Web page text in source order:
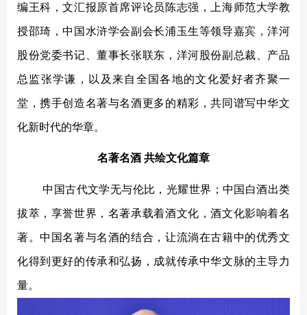
编王科，文汇报原首席评论员陈志强，上海师范大学教
授邵琦，中国水浒学会副会长浦玉生等领导嘉宾，洋河
股份党委书记、董事长张联东，洋河股份副总裁、产品
总监张学谦，以及来自全国各地的文化爱好者齐聚一
堂，携手创造名著与名酒更多的精彩，共同谱写中华文
化新时代的华章。
名著名酒 共绘文化篇章
中国古代文学无与伦比，光耀世界；中国白酒出类
拔萃，享誉世界，名著承载着酒文化，酒文化影响着名
著。中国名著与名酒的结合，让流淌在古籍中的优秀文
化得到更好的传承和弘扬，成就传承中华文脉的主导力
量。